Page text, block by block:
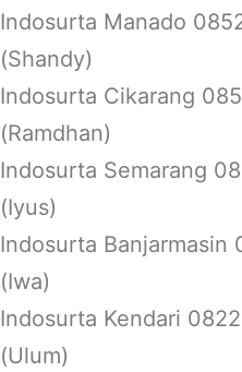
Indosurta Manado
(Shandy)
Indosurta Cikarang
(Ramdhan)
Indosurta Semarang
(Iyus)
Indosurta Banjarmasin
(Iwa)
Indosurta Kendari
(Ulum)